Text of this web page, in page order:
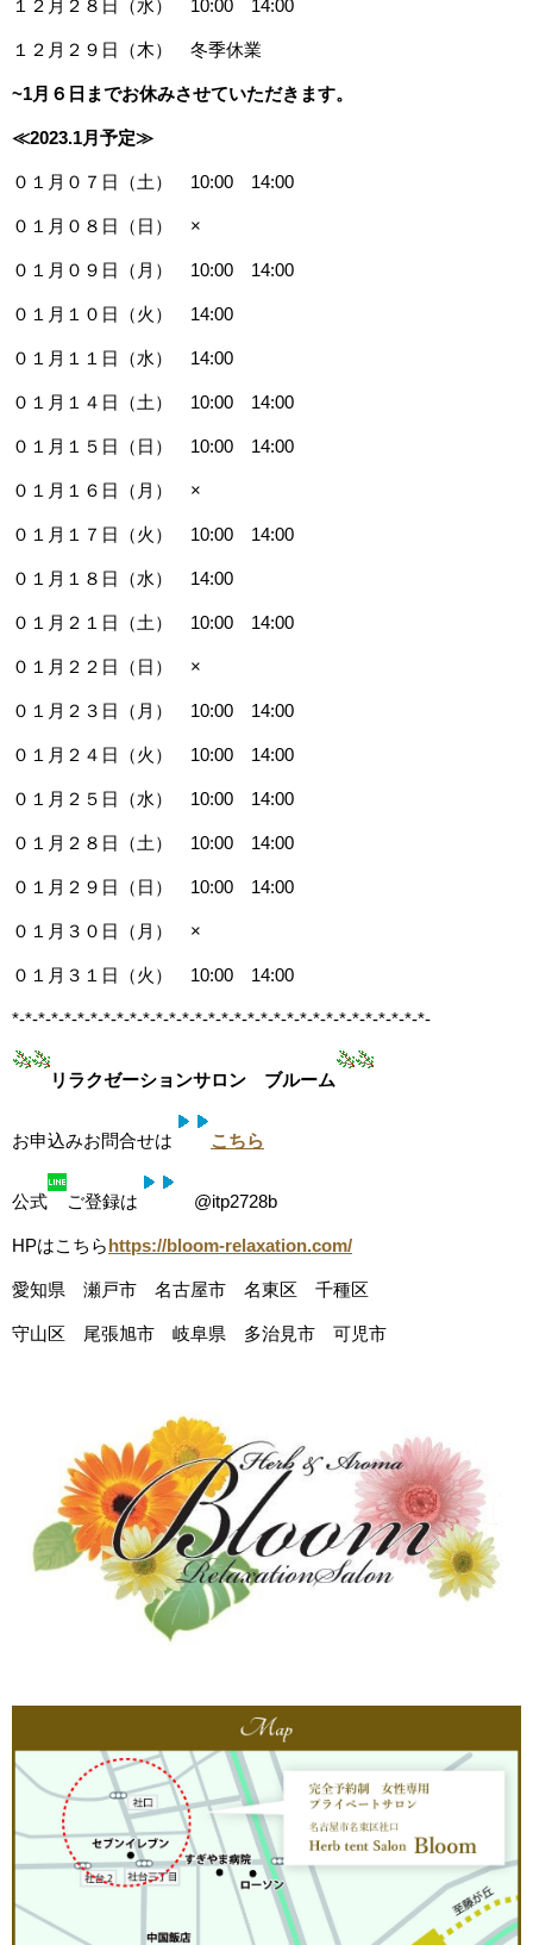
１２月２８日（水） 10:00 14:00
１２月２９日（木） 冬季休業
~1月６日までお休みさせていただきます。
≪2023.1月予定≫
０１月０７日（土） 10:00 14:00
０１月０８日（日） ×
０１月０９日（月） 10:00 14:00
０１月１０日（火） 14:00
０１月１１日（水） 14:00
０１月１４日（土） 10:00 14:00
０１月１５日（日） 10:00 14:00
０１月１６日（月） ×
０１月１７日（火） 10:00 14:00
０１月１８日（水） 14:00
０１月２１日（土） 10:00 14:00
０１月２２日（日） ×
０１月２３日（月） 10:00 14:00
０１月２４日（火） 10:00 14:00
０１月２５日（水） 10:00 14:00
０１月２８日（土） 10:00 14:00
０１月２９日（日） 10:00 14:00
０１月３０日（月） ×
０１月３１日（火） 10:00 14:00
*-*-*-*-*-*-*-*-*-*-*-*-*-*-*-*-*-*-*-*-*-*-*-*-*-*-*-*-*-*-*-*-
リラクゼーションサロン ブルーム
お申込みお問合せは こちら
公式 ご登録は @itp2728b
HPはこちらhttps://bloom-relaxation.com/
愛知県 瀬戸市 名古屋市 名東区 千種区
守山区 尾張旭市 岐阜県 多治見市 可児市